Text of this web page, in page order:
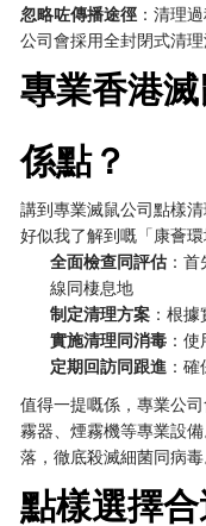
忽略咗傳播途徑 ：清理
公司會採用全封閉式清理
專業香港
係點？
講到專業滅鼠公司點樣
好似我了解到嘅「康薈
全面檢查同評估 ：
線同棲息地
制定清理方案 ：根
實施清理同消毒 ：
定期回訪同跟進 ：
值得一提嘅係，專業公
霧器、煙霧機等專業設
落，徹底殺滅細菌同病毒
點樣選擇